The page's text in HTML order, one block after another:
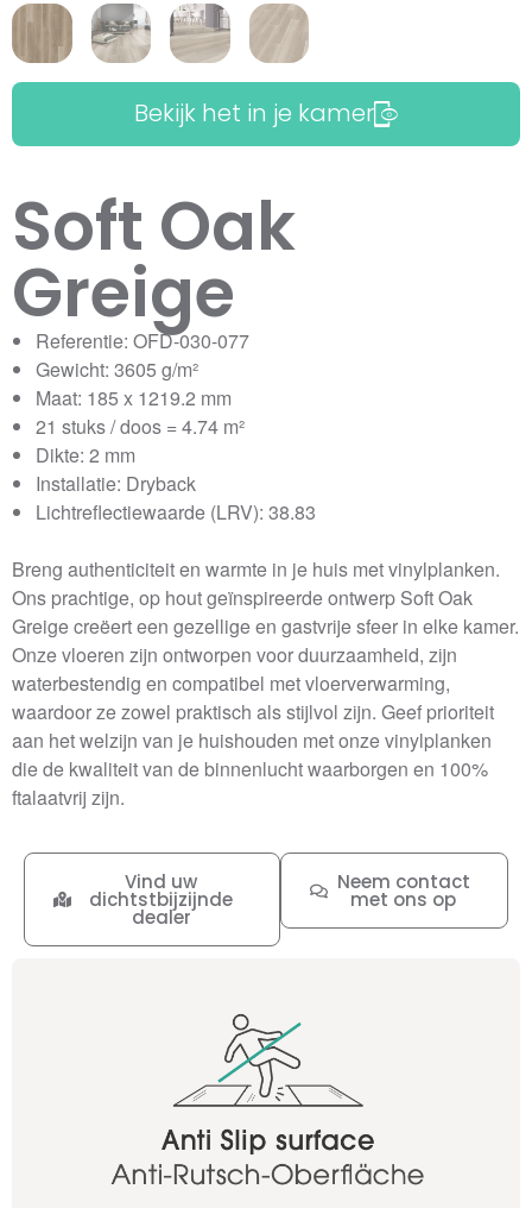
Bekijk het in je kamer
Soft Oak
Greige
Referentie: OFD-030-077
Gewicht: 3605 g/m²
Maat: 185 x 1219.2 mm
21 stuks / doos = 4.74 m²
Dikte: 2 mm
Installatie: Dryback
Lichtreflectiewaarde (LRV): 38.83
Breng authenticiteit en warmte in je huis met vinylplanken.
Ons prachtige, op hout geïnspireerde ontwerp Soft Oak
Greige creëert een gezellige en gastvrije sfeer in elke kamer.
Onze vloeren zijn ontworpen voor duurzaamheid, zijn
waterbestendig en compatibel met vloerverwarming,
waardoor ze zowel praktisch als stijlvol zijn. Geef prioriteit
aan het welzijn van je huishouden met onze vinylplanken
die de kwaliteit van de binnenlucht waarborgen en 100%
ftalaatvrij zijn.
Neem contact
met ons op
Vind uw
dichtstbijzijnde
dealer